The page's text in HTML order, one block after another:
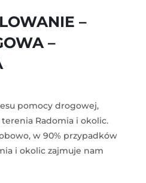
–
–
pomocy drogowej,
Radomia i okolic.
w 90% przypadków
i okolic zajmuje nam